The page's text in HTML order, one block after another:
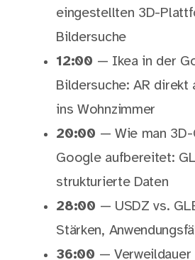
eingestellten 3D-
Bildersuche
12:00 — Ikea in der
Bildersuche: AR direkt
ins Wohnzimmer
20:00 — Wie man
Google aufbereitet:
strukturierte Daten
28:00 — USDZ vs.
Stärken,
36:00 — Verweildauer